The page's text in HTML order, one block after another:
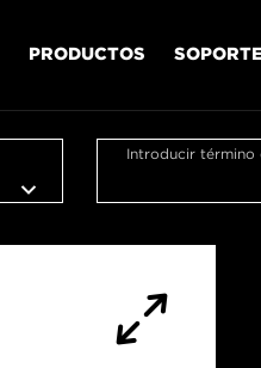
PRODUCTOS
Introducir término